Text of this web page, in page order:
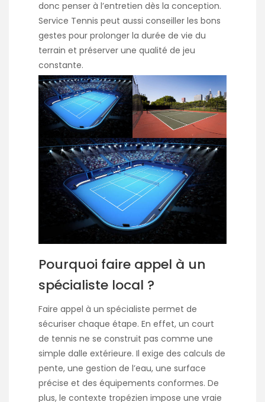
donc penser à l’entretien dès la conception.
Service Tennis peut aussi conseiller les bons
gestes pour prolonger la durée de vie du
terrain et préserver une qualité de jeu
constante.
Pourquoi faire appel à un
spécialiste local ?
Faire appel à un spécialiste permet de
sécuriser chaque étape. En effet, un court
de tennis ne se construit pas comme une
simple dalle extérieure. Il exige des calculs de
pente, une gestion de l’eau, une surface
précise et des équipements conformes. De
plus, le contexte tropézien impose une vraie